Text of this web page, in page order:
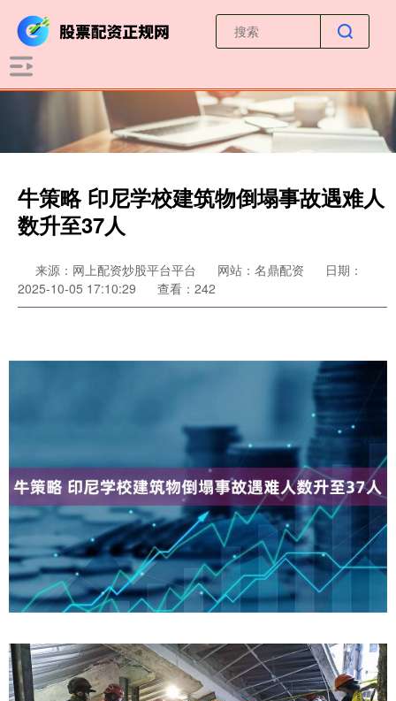
牛策略 印尼学校建筑物倒塌事故遇难人
数升至37人
来源：网上配资炒股平台平台 网站：名鼎配资
日期：
2025-10-05 17:10:29
查看：242